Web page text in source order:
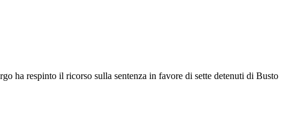
ha respinto il ricorso sulla sentenza in favore di sette detenuti di Busto